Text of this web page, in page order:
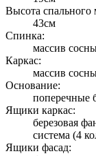
Высота спального
43см
Спинка:
массив
Каркас:
массив
Основание:
поперечные
Ящики каркас:
березовая
система (4
Ящики фасад: